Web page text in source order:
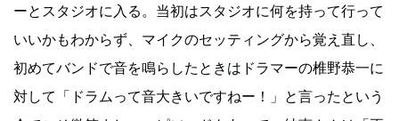
ーとスタジオに入る。当初はスタジオに何を持って行って
いいかもわからず、マイクのセッティングから覚え直し、
初めてバンドで音を鳴らしたときはドラマーの椎野恭一に
対して「ドラムって音大きいですねー！」と言ったという